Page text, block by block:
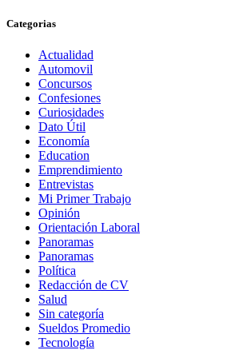
Categorias
Actualidad
Automovil
Concursos
Confesiones
Curiosidades
Dato Útil
Economía
Education
Emprendimiento
Entrevistas
Mi Primer Trabajo
Opinión
Orientación Laboral
Panoramas
Panoramas
Política
Redacción de CV
Salud
Sin categoría
Sueldos Promedio
Tecnología